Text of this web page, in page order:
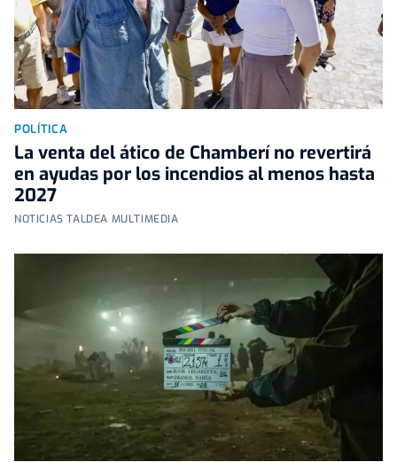
POLÍTICA
La venta del ático de Chamberí no revertirá
en ayudas por los incendios al menos hasta
2027
NOTICIAS TALDEA MULTIMEDIA